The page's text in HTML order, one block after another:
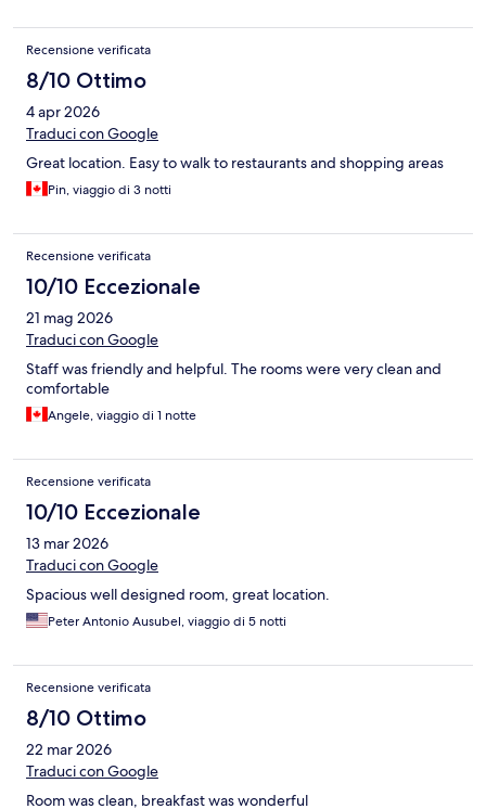
Recensione verificata
8/10 Ottimo
4 apr 2026
Traduci con Google
Great location. Easy to walk to restaurants and shopping areas
Pin, viaggio di 3 notti
Recensione verificata
10/10 Eccezionale
21 mag 2026
Traduci con Google
Staff was friendly and helpful. The rooms were very clean and
comfortable
Angele, viaggio di 1 notte
Recensione verificata
10/10 Eccezionale
13 mar 2026
Traduci con Google
Spacious well designed room, great location.
Peter Antonio Ausubel, viaggio di 5 notti
Recensione verificata
8/10 Ottimo
22 mar 2026
Traduci con Google
Room was clean, breakfast was wonderful